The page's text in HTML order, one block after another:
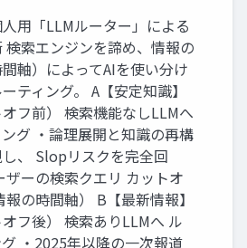
用「LLMルーター」による
検索エンジンを諦め、情報の
軸）によってAIを使い分け
ティング。 A【安定知識】
オフ前） 検索機能なしLLMへ
グ ・論理展開と知識の再構
、 Slopリスクを完全回
ザーの検索クエリ カットオ
報の時間軸） B【最新情報】
オフ後） 検索ありLLMへ ル
・2025年以降の一次報道